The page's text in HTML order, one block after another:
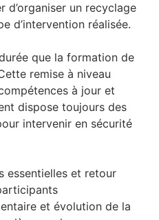
d’organiser un recyclage
d’intervention réalisée.
que la formation de
remise à niveau
à jour et
dispose toujours des
intervenir en sécurité
essentielles et retour
et évolution de la